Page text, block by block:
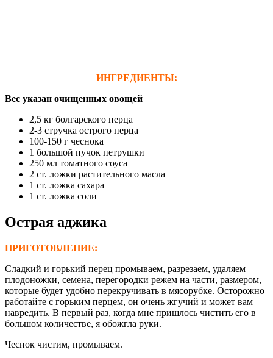
ИНГРЕДИЕНТЫ:
Вес указан очищенных овощей
2,5 кг болгарского перца
2-3 стручка острого перца
100-150 г чеснока
1 большой пучок петрушки
250 мл томатного соуса
2 ст. ложки растительного масла
1 ст. ложка сахара
1 ст. ложка соли
Острая аджика
ПРИГОТОВЛЕНИЕ:
Сладкий и горький перец промываем, разрезаем, удаляем
плодоножки, семена, перегородки режем на части, размером,
которые будет удобно перекручивать в мясорубке. Осторожно
работайте с горьким перцем, он очень жгучий и может вам
навредить. В первый раз, когда мне пришлось чистить его в
большом количестве, я обожгла руки.
Чеснок чистим, промываем.